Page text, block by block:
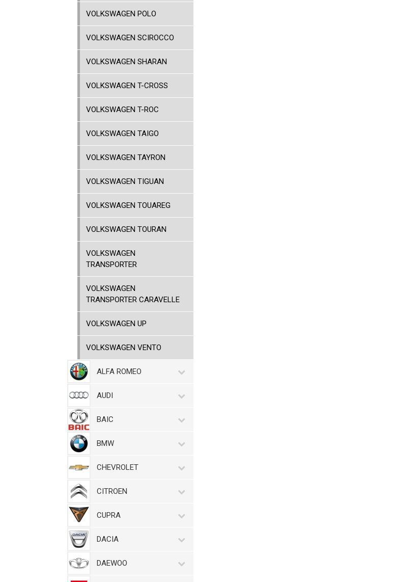
VOLKSWAGEN POLO
VOLKSWAGEN SCIROCCO
VOLKSWAGEN SHARAN
VOLKSWAGEN T-CROSS
VOLKSWAGEN T-ROC
VOLKSWAGEN TAIGO
VOLKSWAGEN TAYRON
VOLKSWAGEN TIGUAN
VOLKSWAGEN TOUAREG
VOLKSWAGEN TOURAN
VOLKSWAGEN
TRANSPORTER
VOLKSWAGEN
TRANSPORTER CARAVELLE
VOLKSWAGEN UP
VOLKSWAGEN VENTO
ALFA ROMEO
AUDI
BAIC
BMW
CHEVROLET
CITROEN
CUPRA
DACIA
DAEWOO